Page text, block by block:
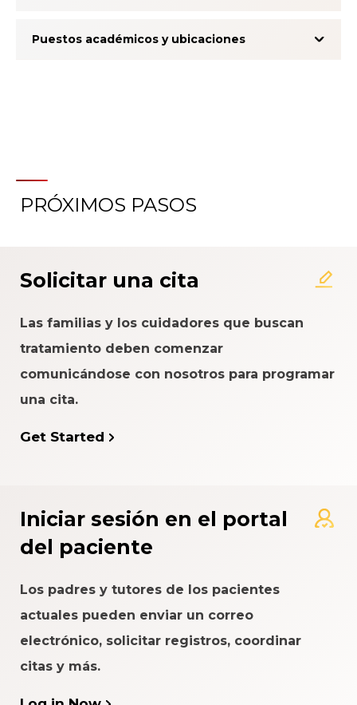
Puestos académicos y ubicaciones
Acerca del Sistema de
del Paciente
PRÓXIMOS PASOS
Solicitar una cita
Las familias y los cuidadores que buscan
tratamiento deben comenzar
comunicándose con nosotros para programar
una cita.
Get Started
Iniciar sesión en el portal
del paciente
Los padres y tutores de los pacientes
actuales pueden enviar un correo
electrónico, solicitar registros, coordinar
citas y más.